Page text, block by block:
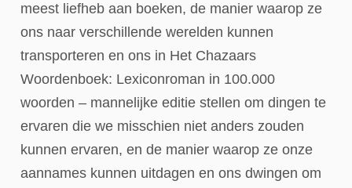
meest liefheb aan boeken, de manier waarop ze
ons naar verschillende werelden kunnen
transporteren en ons in Het Chazaars
Woordenboek: Lexiconroman in 100.000
woorden – mannelijke editie stellen om dingen te
ervaren die we misschien niet anders zouden
kunnen ervaren, en de manier waarop ze onze
aannames kunnen uitdagen en ons dwingen om